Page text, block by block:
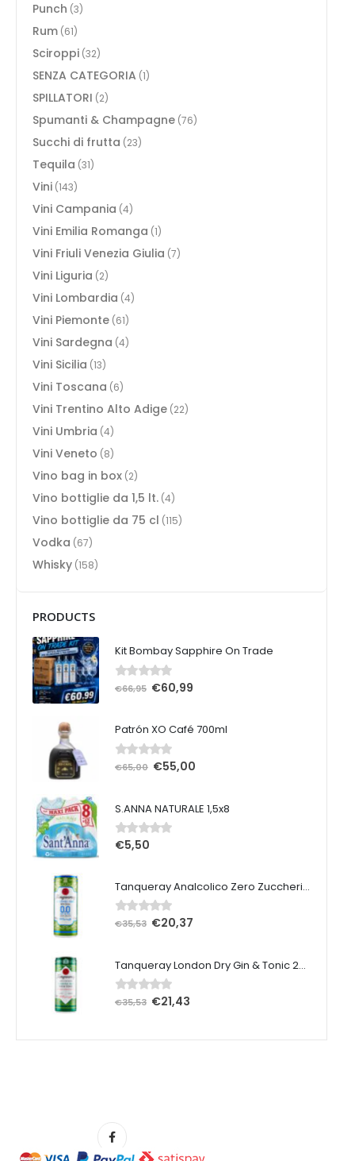
Punch (3)
Rum (61)
Sciroppi (32)
SENZA CATEGORIA (1)
SPILLATORI (2)
Spumanti & Champagne (76)
Succhi di frutta (23)
Tequila (31)
Vini (143)
Vini Campania (4)
Vini Emilia Romanga (1)
Vini Friuli Venezia Giulia (7)
Vini Liguria (2)
Vini Lombardia (4)
Vini Piemonte (61)
Vini Sardegna (4)
Vini Sicilia (13)
Vini Toscana (6)
Vini Trentino Alto Adige (22)
Vini Umbria (4)
Vini Veneto (8)
Vino bag in box (2)
Vino bottiglie da 1,5 lt. (4)
Vino bottiglie da 75 cl (115)
Vodka (67)
Whisky (158)
PRODUCTS
Kit Bombay Sapphire On Trade
0Su 5
€66,95 €60,99
Patrón XO Café 700ml
0Su 5
€65,00 €55,00
S.ANNA NATURALE 1,5x8
0Su 5
€5,50
Tanqueray Analcolico Zero Zuccheri 25 cl x 12 pezzi
0Su 5
€35,53 €20,37
Tanqueray London Dry Gin & Tonic 25 cl x 12 pezzi
0Su 5
€35,53 €21,43